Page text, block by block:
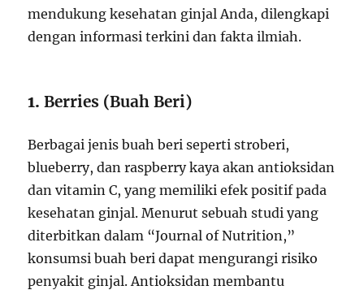
mendukung kesehatan ginjal Anda, dilengkapi
dengan informasi terkini dan fakta ilmiah.
1.Berries (Buah Beri)
Berbagai jenis buah beri seperti stroberi,
blueberry, dan raspberry kaya akan antioksidan
dan vitamin C, yang memiliki efek positif pada
kesehatan ginjal. Menurut sebuah studi yang
diterbitkan dalam “Journal of Nutrition,”
konsumsi buah beri dapat mengurangi risiko
penyakit ginjal. Antioksidan membantu